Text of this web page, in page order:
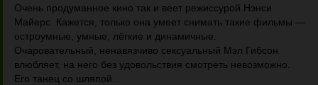
Очень продуманное кино так и веет режиссурой Нэнси
Майерс. Кажется, только она умеет снимать такие фильмы —
остроумные, умные, лёгкие и динамичные.
Очаровательный, ненавязчиво сексуальный Мэл Гибсон
влюбляет, на него без удовольствия смотреть невозможно.
Его танец со шляпой...